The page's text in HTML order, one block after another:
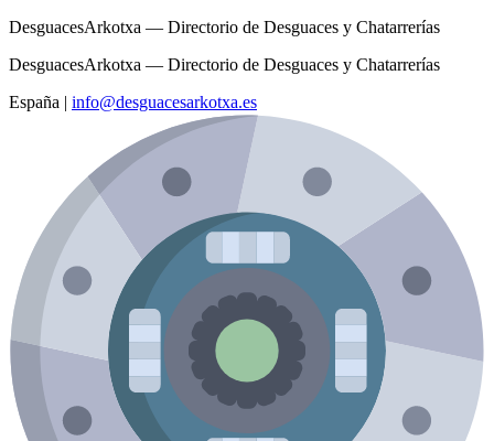
DesguacesArkotxa — Directorio de Desguaces y Chatarrerías
DesguacesArkotxa — Directorio de Desguaces y Chatarrerías
España | info@desguacesarkotxa.es